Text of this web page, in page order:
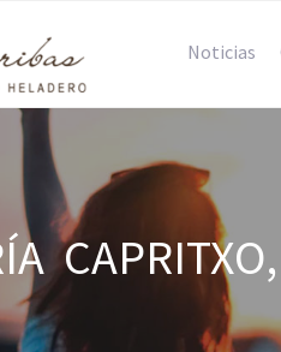
Noticias